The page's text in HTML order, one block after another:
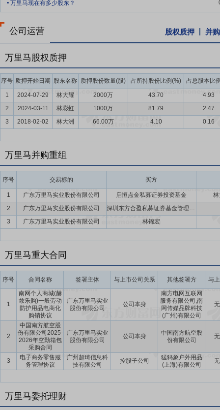
中国皮革制品行业科技示范企业”、“2016年中国制鞋行业科技示范企
年阅兵仪式中屡获嘉奖。
供应商同时也为国际知名奢侈品品牌供货。对所购原料公司都要求供
真实性。在原材料入库前，公司还会将部分原材料送往国家质检中心
国引进了先进的设备用于原材料检测，如剥离强度测试仪、皮料张力
要点10：线上线下整合优势
公司于2018年3月收购了超琦科技，超
线下经营及精准营销形成了丰富的运营管理经验，对于打通线上线下
科技全价值链综合服务覆盖店铺运营、渠道布局、整合营销、数据挖
要点11：签3800万元警用物资采购订单
目订单合同》,合同金额合计3802.55万元。公告称,此次签订的合同总
积极影响,为公司开拓良好的销售局面,提升了公司盈利能力。
万里马现在有多少股东？
公司运营 股权质押 并
万里马股权质押
序号 质押开始日期 股东名称 质押股份数量(股) 占所持股份比例(%) 占总股本比
1 2024-07-29 林大耀 2000万 43.70
4.93
2
2024-03-11 林彩虹 1000万 81.79
2.47
3
2018-02-02 林大洲 66.00万 4.10 0.16
万里马并购重组
序号 交易标的 买方
1 广东万里马实业股份有限公司 启恒点金私募证券投资基金
2
广东万里马实业股份有限公司
深圳东方合盈私募证券基金管理有限公司
3
广东万里马实业股份有限公司 林锦宏
万里马重大合同
序号 合同名称 签署主体 与上市公司关系 其他签署方 与
1
南网个人商城(赫
兹乐购)一般劳动
防护用品电商化
购销协议
广东万里马实业
股份有限公司
公司本身
南方电网互联网
服务有限公司,南
网传媒品牌科技
(广州)有限公司
2
中国南方航空股
份有限公司2025-
2026年空勤箱包
采购合同
广东万里马实业
股份有限公司
公司本身
中国南方航空股
份有限公司
3
电子商务零售服
务管理协议
广州超琦信息科
技有限公司
控股子公司
猛犸象户外用品
(上海)有限公司
万里马委托理财